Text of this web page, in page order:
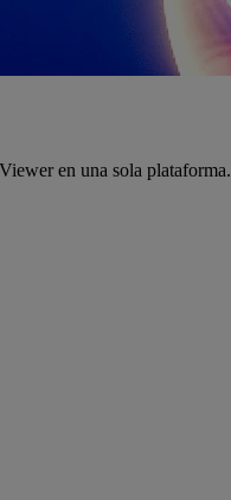
en una sola plataforma.